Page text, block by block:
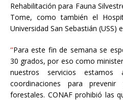
Rehabilitación para Fauna
Tome, como también el
Universidad San Sebastián (USS)
“Para este fin de semana se
30 grados, por eso como
nuestros servicios estamos
coordinaciones para
forestales. CONAF prohibió las